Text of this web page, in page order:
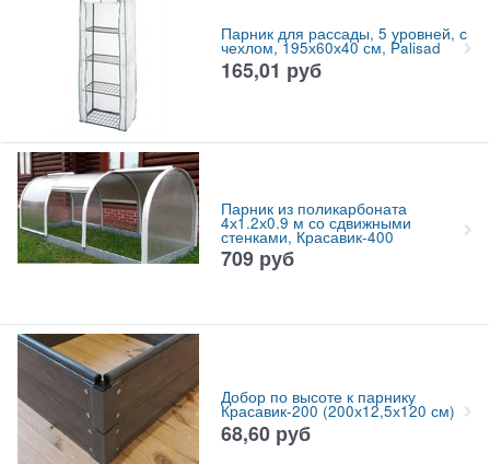
Парник для рассады, 5 уровней, с
чехлом, 195х60х40 см, Palisad
165,01 руб
Парник из поликарбоната
4х1.2х0.9 м со сдвижными
стенками, Красавик-400
709 руб
Добор по высоте к парнику
Красавик-200 (200х12,5х120 см)
68,60 руб